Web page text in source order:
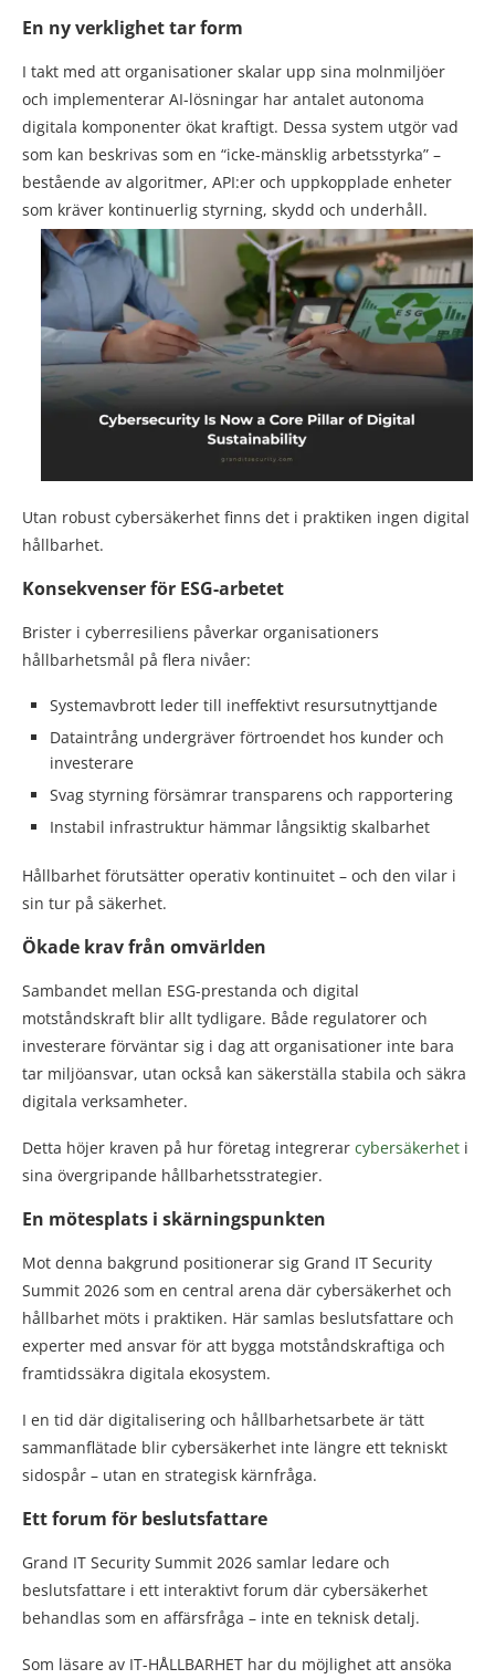
En ny verklighet tar form
I takt med att organisationer skalar upp sina molnmiljöer
och implementerar AI-lösningar har antalet autonoma
digitala komponenter ökat kraftigt. Dessa system utgör vad
som kan beskrivas som en “icke-mänsklig arbetsstyrka” –
bestående av algoritmer, API:er och uppkopplade enheter
som kräver kontinuerlig styrning, skydd och underhåll.
Utan robust cybersäkerhet finns det i praktiken ingen digital
hållbarhet.
Konsekvenser för ESG-arbetet
Brister i cyberresiliens påverkar organisationers
hållbarhetsmål på flera nivåer:
Systemavbrott leder till ineffektivt resursutnyttjande
Dataintrång undergräver förtroendet hos kunder och
investerare
Svag styrning försämrar transparens och rapportering
Instabil infrastruktur hämmar långsiktig skalbarhet
Hållbarhet förutsätter operativ kontinuitet – och den vilar i
sin tur på säkerhet.
Ökade krav från omvärlden
Sambandet mellan ESG-prestanda och digital
motståndskraft blir allt tydligare. Både regulatorer och
investerare förväntar sig i dag att organisationer inte bara
tar miljöansvar, utan också kan säkerställa stabila och säkra
digitala verksamheter.
Detta höjer kraven på hur företag integrerar cybersäkerhet i
sina övergripande hållbarhetsstrategier.
En mötesplats i skärningspunkten
Mot denna bakgrund positionerar sig Grand IT Security
Summit 2026 som en central arena där cybersäkerhet och
hållbarhet möts i praktiken. Här samlas beslutsfattare och
experter med ansvar för att bygga motståndskraftiga och
framtidssäkra digitala ekosystem.
I en tid där digitalisering och hållbarhetsarbete är tätt
sammanflätade blir cybersäkerhet inte längre ett tekniskt
sidospår – utan en strategisk kärnfråga.
Ett forum för beslutsfattare
Grand IT Security Summit 2026 samlar ledare och
beslutsfattare i ett interaktivt forum där cybersäkerhet
behandlas som en affärsfråga – inte en teknisk detalj.
Som läsare av IT-HÅLLBARHET har du möjlighet att ansöka